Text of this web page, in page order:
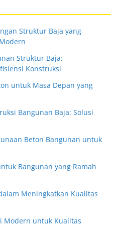
Struktur Baja yang
Struktur Baja:
Konstruksi
untuk Masa Depan yang
Bangunan Baja: Solusi
Beton Bangunan untuk
Bangunan yang Ramah
Meningkatkan Kualitas
Modern untuk Kualitas